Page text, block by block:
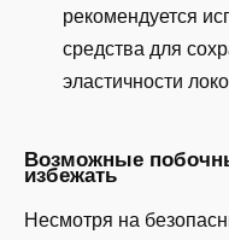
рекомендуется
средства для
эластичности
Возможные
избежать
Несмотря на